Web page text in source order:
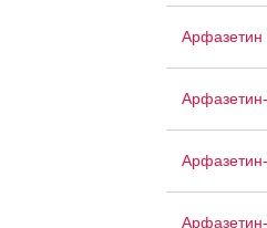
Арфазетин